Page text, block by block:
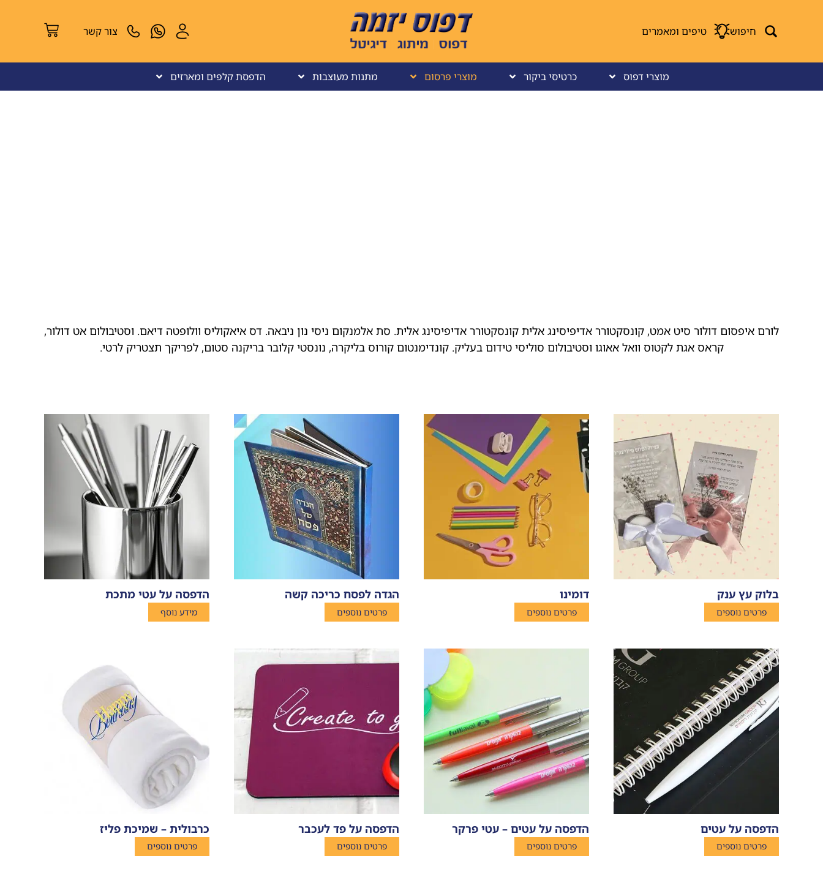
חיפוש טיפים ומאמרים צור קשר
מוצרי דפוס כרטיסי ביקור מוצרי פרסום מתנות מעוצבות הדפסת קלפים ומארזים
לורם איפסום דולור סיט אמט, קונסקטורר אדיפיסינג אלית קונסקטורר אדיפיסינג אלית. סת אלמנקום ניסי נון ניבאה. דס איאקוליס וולופטה דיאם. וסטיבולום אט דולור,
קראס אגת לקטוס וואל אאוגו וסטיבולום סוליסי טידום בעליק. קונדימנטום קורוס בליקרה, נונסטי קלובר בריקנה סטום, לפריקך תצטריק לרטי.
בלוק עץ ענק
פרטים נוספים
דומינו
פרטים נוספים
הגדה לפסח כריכה קשה
פרטים נוספים
הדפסה על עטי מתכת
מידע נוסף
הדפסה על עטים
פרטים נוספים
הדפסה על עטים – עטי פרקר
פרטים נוספים
הדפסה על פד לעכבר
פרטים נוספים
כרבולית – שמיכת פליז
פרטים נוספים